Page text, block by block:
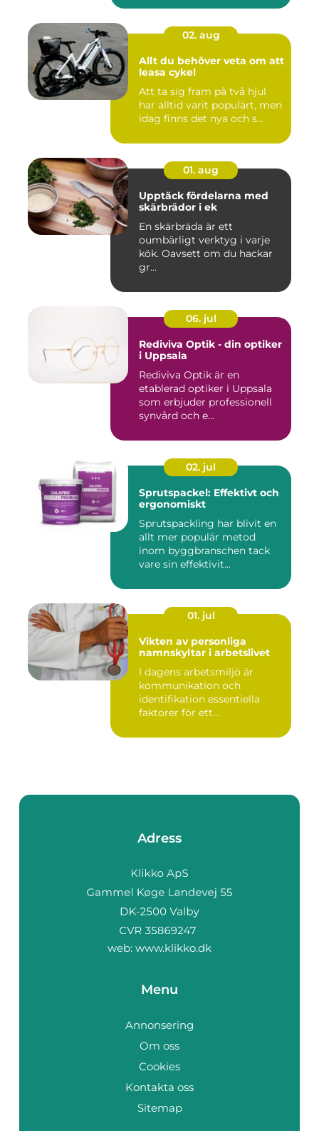
02. aug
Allt du behöver veta om att
leasa cykel
Att ta sig fram på två hjul
har alltid varit populärt, men
idag finns det nya och s...
01. aug
Upptäck fördelarna med
skärbrädor i ek
En skärbräda är ett
oumbärligt verktyg i varje
kök. Oavsett om du hackar
gr...
06. jul
Rediviva Optik - din optiker
i Uppsala
Rediviva Optik är en
etablerad optiker i Uppsala
som erbjuder professionell
synvård och e...
02. jul
Sprutspackel: Effektivt och
ergonomiskt
Sprutspackling har blivit en
allt mer populär metod
inom byggbranschen tack
vare sin effektivit...
01. jul
Vikten av personliga
namnskyltar i arbetslivet
I dagens arbetsmiljö är
kommunikation och
identifikation essentiella
faktorer för ett...
Adress
web: www.klikko.dk
Menu
Annonsering
Om oss
Cookies
Kontakta oss
Sitemap